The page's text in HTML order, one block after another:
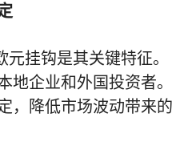
元挂钩是其关键特征。
地企业和外国投资者。
，降低市场波动带来的